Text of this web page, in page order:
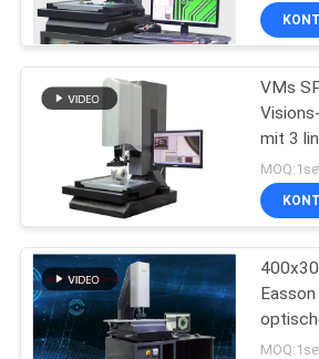
PRIVACY
POLICY
Linearer
Mikrokodierer
System der
Anzeige
VMs
mit 3
der